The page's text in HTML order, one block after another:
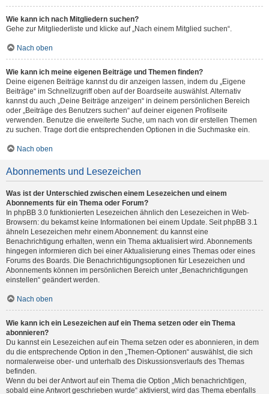
Wie kann ich nach Mitgliedern suchen?
Gehe zur Mitgliederliste und klicke auf „Nach einem Mitglied suchen“.
Nach oben
Wie kann ich meine eigenen Beiträge und Themen finden?
Deine eigenen Beiträge kannst du dir anzeigen lassen, indem du „Eigene
Beiträge“ im Schnellzugriff oben auf der Boardseite auswählst. Alternativ
kannst du auch „Deine Beiträge anzeigen“ in deinem persönlichen Bereich
oder „Beiträge des Benutzers suchen“ auf deiner eigenen Profilseite
verwenden. Benutze die erweiterte Suche, um nach von dir erstellen Themen
zu suchen. Trage dort die entsprechenden Optionen in die Suchmaske ein.
Nach oben
Abonnements und Lesezeichen
Was ist der Unterschied zwischen einem Lesezeichen und einem
Abonnements für ein Thema oder Forum?
In phpBB 3.0 funktionierten Lesezeichen ähnlich den Lesezeichen in Web-
Browsern: du bekamst keine Informationen bei einem Update. Seit phpBB 3.1
ähneln Lesezeichen mehr einem Abonnement: du kannst eine
Benachrichtigung erhalten, wenn ein Thema aktualisiert wird. Abonnements
hingegen informieren dich bei einer Aktualisierung eines Themas oder eines
Forums des Boards. Die Benachrichtigungsoptionen für Lesezeichen und
Abonnements können im persönlichen Bereich unter „Benachrichtigungen
einstellen“ geändert werden.
Nach oben
Wie kann ich ein Lesezeichen auf ein Thema setzen oder ein Thema
abonnieren?
Du kannst ein Lesezeichen auf ein Thema setzen oder es abonnieren, in dem
du die entsprechende Option in den „Themen-Optionen“ auswählst, die sich
normalerweise ober- und unterhalb des Diskussionsverlaufs des Themas
befinden.
Wenn du bei der Antwort auf ein Thema die Option „Mich benachrichtigen,
sobald eine Antwort geschrieben wurde“ aktivierst, wird das Thema ebenfalls